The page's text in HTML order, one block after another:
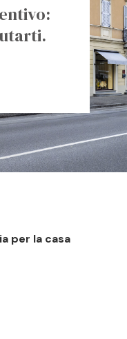
per la casa